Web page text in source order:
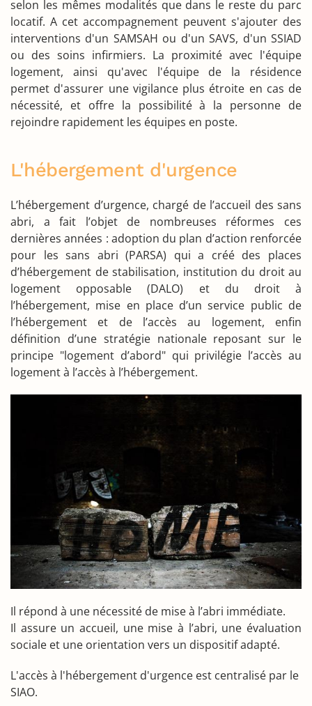
selon les mêmes modalités que dans le reste du parc
locatif. A cet accompagnement peuvent s'ajouter des
interventions d'un SAMSAH ou d'un SAVS, d'un SSIAD
ou des soins infirmiers. La proximité avec l'équipe
logement, ainsi qu'avec l'équipe de la résidence
permet d'assurer une vigilance plus étroite en cas de
nécessité, et offre la possibilité à la personne de
rejoindre rapidement les équipes en poste.
L'hébergement d'urgence
L’hébergement d’urgence, chargé de l’accueil des sans
abri, a fait l’objet de nombreuses réformes ces
dernières années : adoption du plan d’action renforcée
pour les sans abri (PARSA) qui a créé des places
d’hébergement de stabilisation, institution du droit au
logement opposable (DALO) et du droit à
l’hébergement, mise en place d’unservice public de
l’hébergement et de l’accès au logement, enfin
définition d’une stratégie nationale reposant sur le
principe "logement d’abord" qui privilégie l’accès au
logement à l’accès à l’hébergement.
Il répond à une nécessité de mise à l’abri immédiate.
Il assure un accueil, une mise à l’abri, une évaluation
sociale et une orientation vers un dispositif adapté.
L'accès à l'hébergement d'urgence est centralisé par le
SIAO.